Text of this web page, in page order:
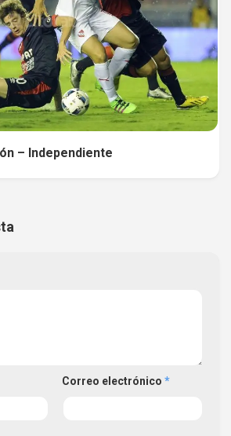
– Independiente
Correo electrónico *